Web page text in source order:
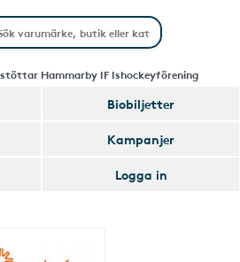
stöttar Hammarby IF Ishockeyförening
Biobiljetter
Kampanjer
Logga in